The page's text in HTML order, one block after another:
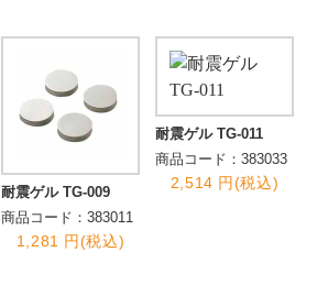
耐震ゲル TG-009
商品コード：383011
1,281 円(税込)
耐震ゲル TG-011
商品コード：383033
2,514 円(税込)